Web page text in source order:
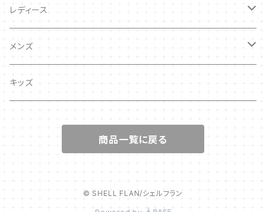
レディース
キッズ
メンズ
キッズ
キッズ
商品一覧に戻る
© SHELL FLAN/シェルフラン